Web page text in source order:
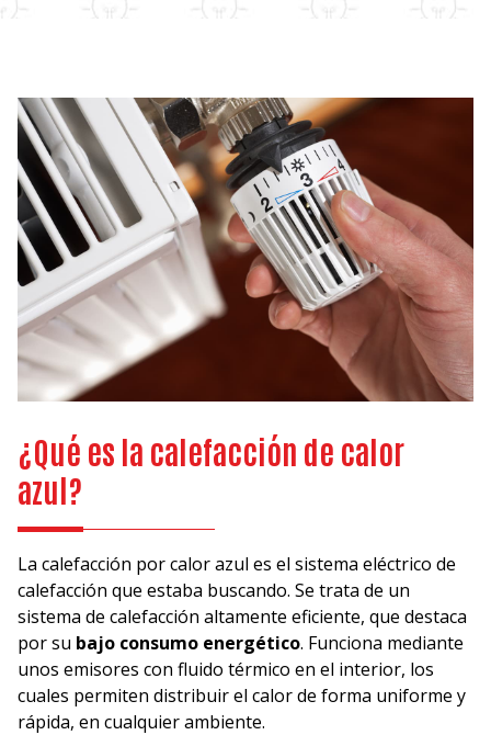
¿Qué es la calefacción de calor
azul?
La calefacción por calor azul es el sistema eléctrico de
calefacción que estaba buscando. Se trata de un
sistema de calefacción altamente eficiente, que destaca
por su bajo consumo energético. Funciona mediante
unos emisores con fluido térmico en el interior, los
cuales permiten distribuir el calor de forma uniforme y
rápida, en cualquier ambiente.